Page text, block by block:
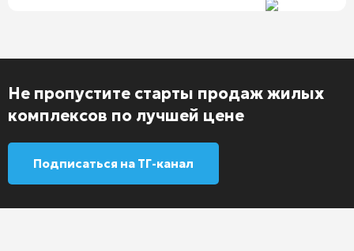
Не пропустите старты продаж жилых
комплексов по лучшей цене
Подписаться на ТГ-канал